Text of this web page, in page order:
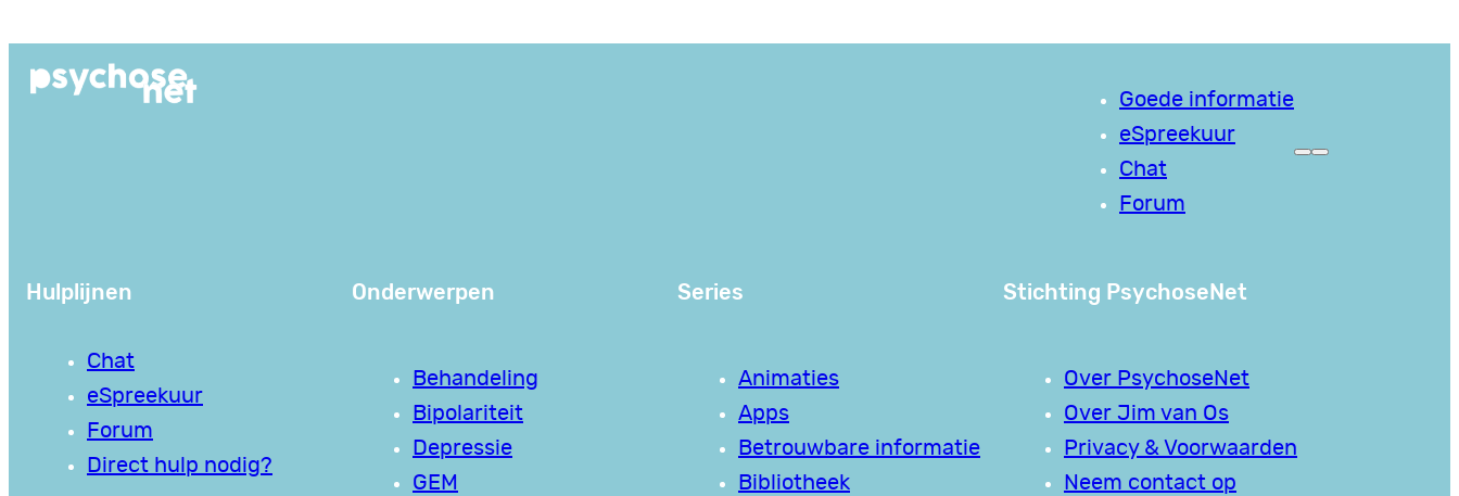
de
Goede informatie
eSpreekuur
Chat
Forum
Hulplijnen
Chat
eSpreekuur
Forum
Direct hulp nodig?
Onderwerpen
Behandeling
Bipolariteit
Depressie
GEM
Series
Animaties
Apps
Betrouwbare informatie
Bibliotheek
Stichting PsychoseNet
Over PsychoseNet
Over Jim van Os
Privacy & Voorwaarden
Neem contact op